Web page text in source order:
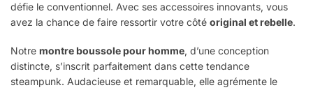
défie le conventionnel. Avec ses accessoires innovants, vous
avez la chance de faire ressortir votre côté original et rebelle.
Notre montre boussole pour homme, d’une conception
distincte, s’inscrit parfaitement dans cette tendance
steampunk. Audacieuse et remarquable, elle agrémente le